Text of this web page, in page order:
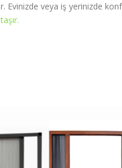
Evinizde veya iş yerinizde
taşır.